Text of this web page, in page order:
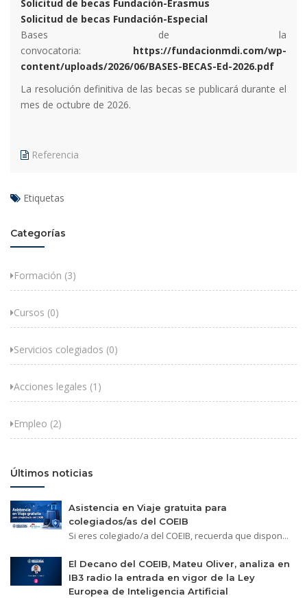
Solicitud de becas Fundación-Erasmus
Solicitud de becas Fundación-Especial
Bases de la
convocatoria: https://fundacionmdi.com/wp-
content/uploads/2026/06/BASES-BECAS-Ed-2026.pdf
La resolución definitiva de las becas se publicará durante el
mes de octubre de 2026.
Referencia
Etiquetas
Categorías
Formación (3)
Cursos (0)
Servicios colegiados (0)
Acciones legales (1)
Empleo (2)
Últimos noticias
Asistencia en Viaje gratuita para
colegiados/as del COEIB
Si eres colegiado/a del COEIB, recuerda que dispon...
El Decano del COEIB, Mateu Oliver, analiza en
IB3 radio la entrada en vigor de la Ley
Europea de Inteligencia Artificial